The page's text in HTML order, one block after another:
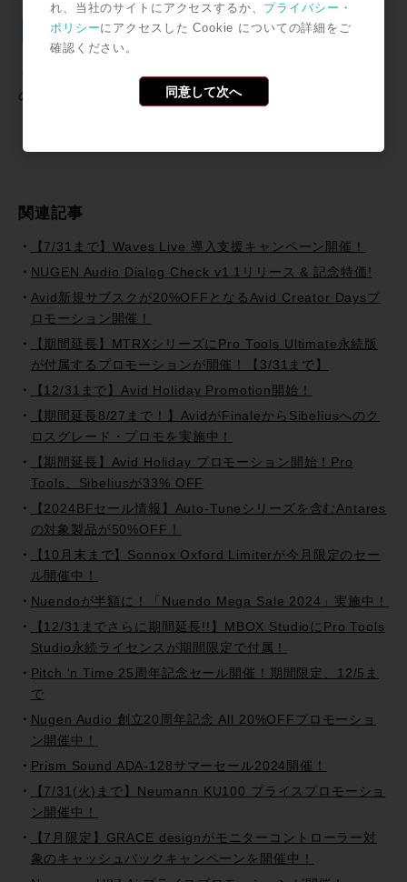
Twitter
Facebook
LineEmail
共
＊記事中に掲載されている情報は2018年05月22日時点のも
のです。
関連記事
【7/31まで】Waves Live 導入支援キャンペーン開催！
NUGEN Audio Dialog Check v1.1リリース & 記念特価!
Avid新規サブスクが20%OFFとなるAvid Creator Daysプ
ロモーション開催！
【期間延長】MTRXシリーズにPro Tools Ultimate永続版
が付属するプロモーションが開催！【3/31まで】
【12/31まで】Avid Holiday Promotion開始！
【期間延長8/27まで！】AvidがFinaleからSibeliusへのク
ロスグレード・プロモを実施中！
【期間延長】Avid Holiday プロモーション開始！Pro
Tools、Sibeliusが33% OFF
【2024BFセール情報】Auto-Tuneシリーズを含むAntares
の対象製品が50%OFF！
【10月末まで】Sonnox Oxford Limiterが今月限定のセー
ル開催中！
Nuendoが半額に！「Nuendo Mega Sale 2024」実施中！
【12/31までさらに期間延長!!】MBOX StudioにPro Tools
Studio永続ライセンスが期間限定で付属！
Pitch ‘n Time 25周年記念セール開催！期間限定、12/5ま
で
Nugen Audio 創立20周年記念 All 20%OFFプロモーショ
ン開催中！
Prism Sound ADA-128サマーセール2024開催！
【7/31(火)まで】Neumann KU100 プライスプロモーショ
ン開催中！
【7月限定】GRACE designがモニターコントローラー対
象のキャッシュバックキャンペーンを開催中！
れ、当社のサイトにアクセスするか、 プライバシー・
ポリシーにアクセスした Cookie についての詳細をご
確認ください。
同意して次へ